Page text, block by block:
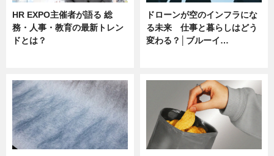
HR EXPO主催者が語る 総
務・人事・教育の最新トレン
ドとは？
ドローンが空のインフラにな
る未来 仕事と暮らしはどう
変わる？│ブルーイ…